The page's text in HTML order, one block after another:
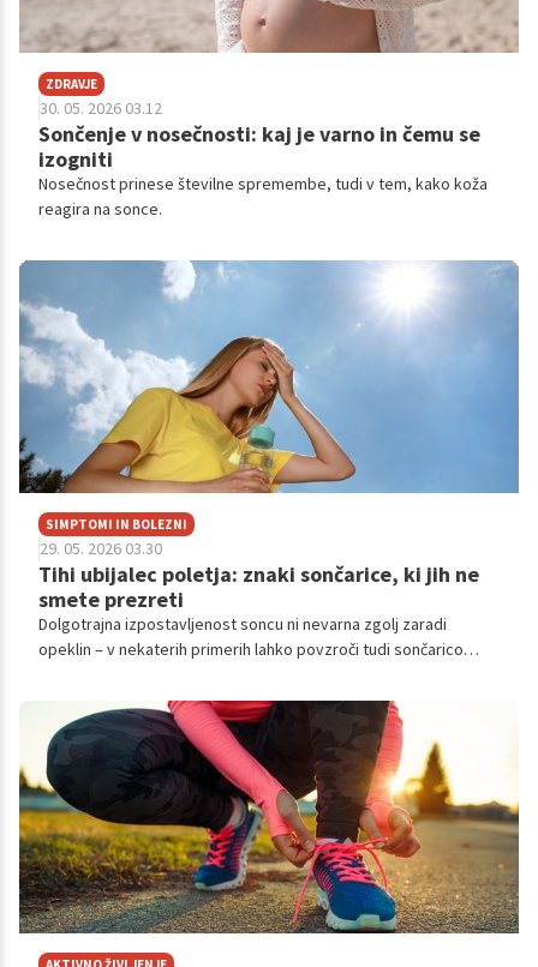
ZDRAVJE
30. 05. 2026 03.12
Sončenje v nosečnosti: kaj je varno in čemu se
izogniti
Nosečnost prinese številne spremembe, tudi v tem, kako koža
reagira na sonce.
SIMPTOMI IN BOLEZNI
29. 05. 2026 03.30
Tihi ubijalec poletja: znaki sončarice, ki jih ne
smete prezreti
Dolgotrajna izpostavljenost soncu ni nevarna zgolj zaradi
opeklin – v nekaterih primerih lahko povzroči tudi sončarico
hitro pa se lahko razvije v resno grožnjo našemu zdravju.